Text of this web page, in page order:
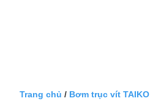
Trang chủ / Bơm trục vít TAIKO